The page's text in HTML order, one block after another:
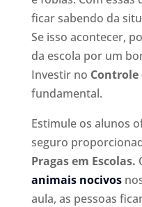
ficar sabendo da
Se isso acontecer,
da escola por um
Investir no Controle
fundamental.
Estimule os alunos
seguro
Pragas em Escolas.
animais nocivos
aula, as pessoas